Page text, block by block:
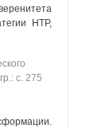
НТР,
с. 275